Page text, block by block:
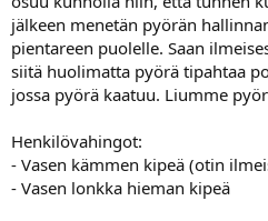
i
t
t
a
j
jälkeen menetän pyörän
pientareen puolelle. Saan
siitä huolimatta pyörä tipahtaa
jossa pyörä kaatuu. Liumme
Henkilövahingot:
- Vasen kämmen kipeä (otin
- Vasen lonkka hieman kipeä